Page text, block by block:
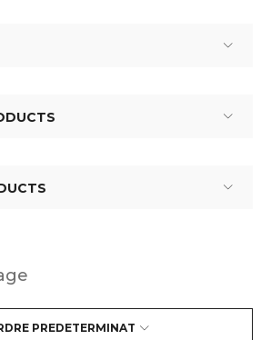
PREDETERMINAT